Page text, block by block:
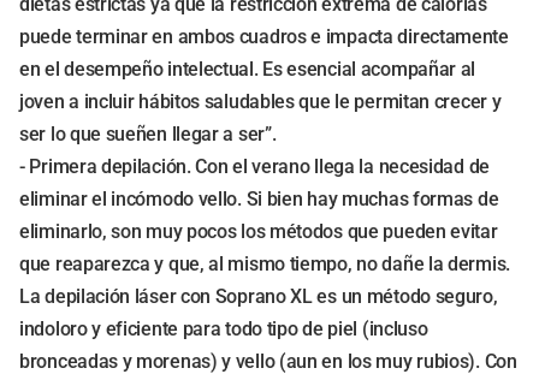
puede terminar en ambos cuadros e impacta directamente
en el desempeño intelectual. Es esencial acompañar al
joven a incluir hábitos saludables que le permitan crecer y
ser lo que sueñen llegar a ser”.
- Primera depilación. Con el verano llega la necesidad de
eliminar el incómodo vello. Si bien hay muchas formas de
eliminarlo, son muy pocos los métodos que pueden evitar
que reaparezca y que, al mismo tiempo, no dañe la dermis.
La depilación láser con Soprano XL es un método seguro,
indoloro y eficiente para todo tipo de piel (incluso
bronceadas y morenas) y vello (aun en los muy rubios). Con